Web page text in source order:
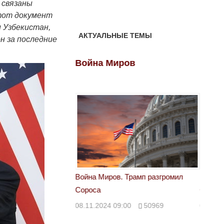
документ
Узбекистан,
за последние
АКТУАЛЬНЫЕ ТЕМЫ
разгромил
50969
Война Миров
Война Миров. Трамп разгромил
Сороса
08.11.2024 09:00 50969